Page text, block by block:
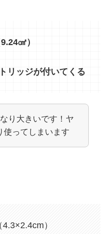
㎠）
リッジが付いてくる
り大きいです！ヤ
使ってしまいます
）